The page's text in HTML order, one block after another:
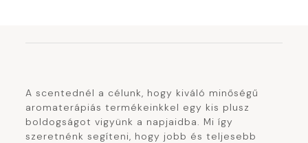
A scentednél a célunk, hogy kiváló minőségű
aromaterápiás termékeinkkel egy kis plusz
boldogságot vigyünk a napjaidba. Mi így
szeretnénk segíteni, hogy jobb és teljesebb